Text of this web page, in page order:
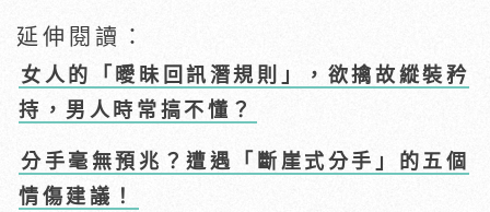
延伸閱讀：
女人的「曖昧回訊潛規則」，欲擒故縱裝矜
持，男人時常搞不懂？
分手毫無預兆？遭遇「斷崖式分手」的五個
情傷建議！